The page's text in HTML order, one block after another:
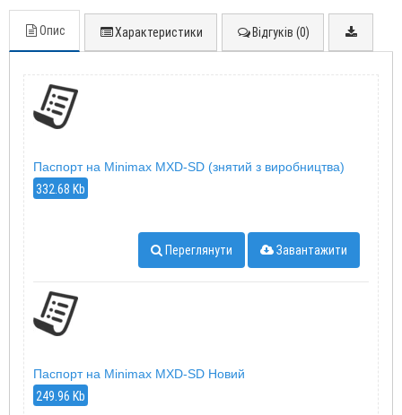
Опис Характеристики Відгуків (0)
Паспорт на Minimax MXD-SD (знятий з виробництва)
332.68 Kb
Переглянути Завантажити
Паспорт на Minimax MXD-SD Новий
249.96 Kb